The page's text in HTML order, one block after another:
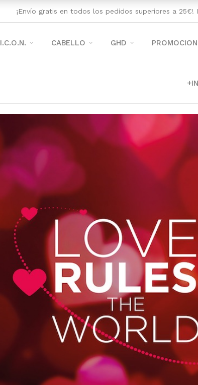
¡Envío gratis en todos los pedidos superiores a
I.C.O.N. CABELLO GHD